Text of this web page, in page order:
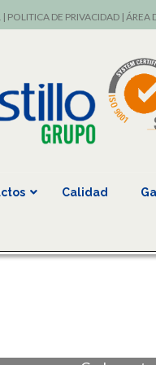
| POLITICA DE PRIVACIDAD| ÁREA
Calidad